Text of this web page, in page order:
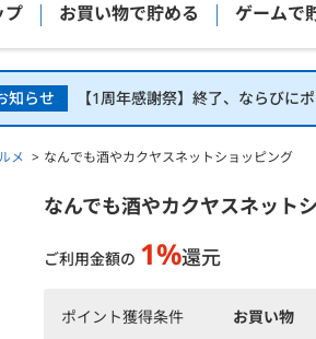
プ お買い物で貯める ゲームで
知らせ 【1周年感謝祭】終了、ならびに
メ なんでも酒やカクヤスネットショッピング
ットショッピングの詳細
なんでも酒やカクヤスネット
ご利用金額の 1%還元
ポイント獲得条件
お買い物